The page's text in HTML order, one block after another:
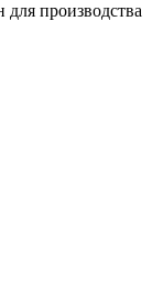
производства